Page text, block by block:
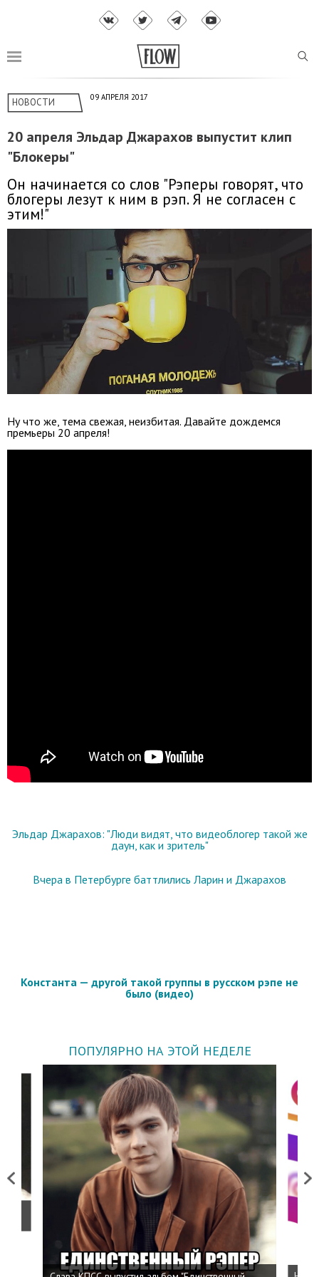
НОВОСТИ 09 АПРЕЛЯ 2017
20 апреля Эльдар Джарахов выпустит клип
"Блокеры"
Он начинается со слов "Рэперы говорят, что
блогеры лезут к ним в рэп. Я не согласен с
этим!"
Ну что же, тема свежая, неизбитая. Давайте дождемся
премьеры 20 апреля!
Эльдар Джарахов: "Люди видят, что видеоблогер такой же
даун, как и зритель"
Вчера в Петербурге баттлились Ларин и Джарахов
Константа — другой такой группы в русском рэпе не
было (видео)
ПОПУЛЯРНО НА ЭТОЙ НЕДЕЛЕ
Previous Next